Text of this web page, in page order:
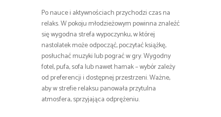
Po nauce i aktywnościach przychodzi czas na
relaks. W pokoju młodzieżowym powinna znaleźć
się wygodna strefa wypoczynku, w której
nastolatek może odpocząć, poczytać książkę,
posłuchać muzyki lub pograć w gry. Wygodny
fotel, pufa, sofa lub nawet hamak – wybór zależy
od preferencji i dostępnej przestrzeni. Ważne,
aby w strefie relaksu panowała przytulna
atmosfera, sprzyjająca odprężeniu.